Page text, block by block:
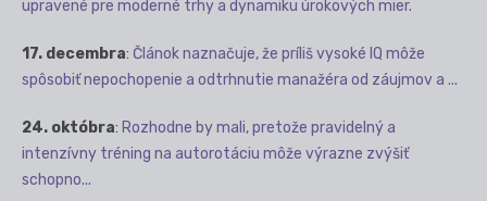
upravené pre moderné trhy a dynamiku úrokových mier.
17. decembra: Článok naznačuje, že príliš vysoké IQ môže
spôsobiť nepochopenie a odtrhnutie manažéra od záujmov a ...
24. októbra: Rozhodne by mali, pretože pravidelný a
intenzívny tréning na autorotáciu môže výrazne zvýšiť
schopno...